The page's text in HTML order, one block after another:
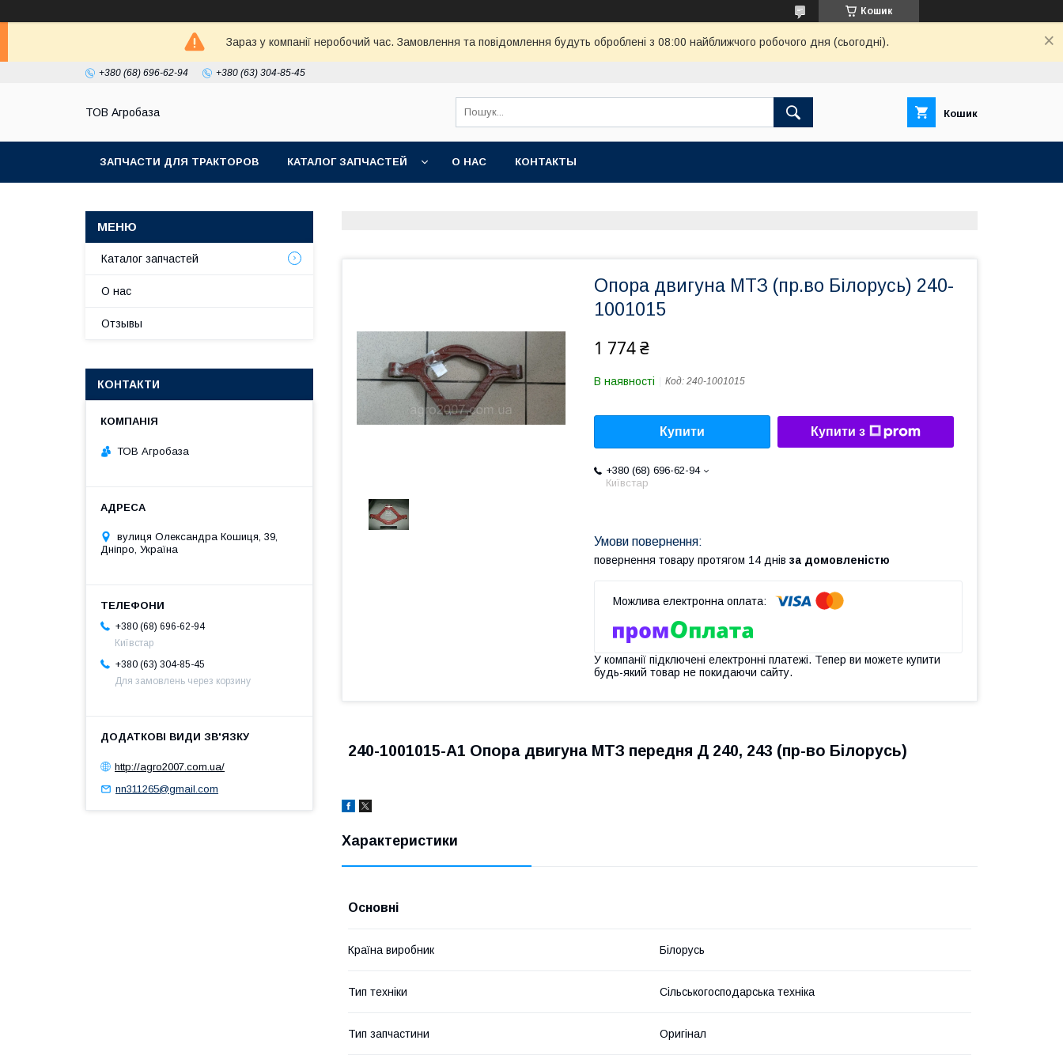
Кошик
Зараз у компанії неробочий час. Замовлення та повідомлення будуть оброблені з 08:00 найближчого робочого дня (сьогодні).
+380 (68) 696-62-94 +380 (63) 304-85-45
ТОВ Агробаза Кошик
ЗАПЧАСТИ ДЛЯ ТРАКТОРОВ КАТАЛОГ ЗАПЧАСТЕЙ О НАС КОНТАКТЫ
Опора двигуна МТЗ (пр.во Білорусь) 240-
1001015
1 774 ₴
В наявності Код: 240-1001015
Купити Купити з
+380 (68) 696-62-94
Київстар
повернення товару протягом 14 днів за домовленістю
У компанії підключені електронні платежі. Тепер ви можете купити
будь-який товар не покидаючи сайту.
240-1001015-А1 Опора двигуна МТЗ передня Д 240, 243 (пр-во Білорусь)
Характеристики
Основні
Країна виробник Білорусь
Тип техніки Сільськогосподарська техніка
Тип запчастини Оригінал
Каталог запчастей
О нас
Отзывы
КОНТАКТИ
ТОВ Агробаза
вулиця Олександра Кошиця, 39,
Дніпро, Україна
+380 (68) 696-62-94
Київстар
+380 (63) 304-85-45
Для замовлень через корзину
http://agro2007.com.ua/
nn311265@gmail.com